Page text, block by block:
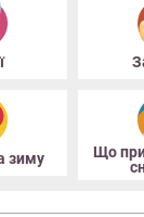
зиму
Що